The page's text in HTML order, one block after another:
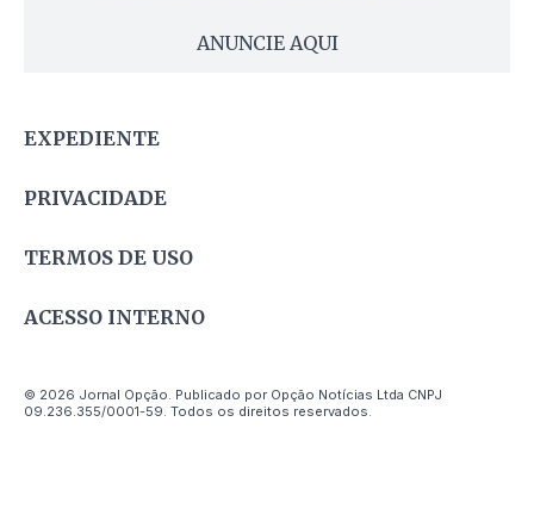
ANUNCIE AQUI
EXPEDIENTE
PRIVACIDADE
TERMOS DE USO
ACESSO INTERNO
© 2026 Jornal Opção. Publicado por Opção Notícias Ltda CNPJ
09.236.355/0001-59. Todos os direitos reservados.